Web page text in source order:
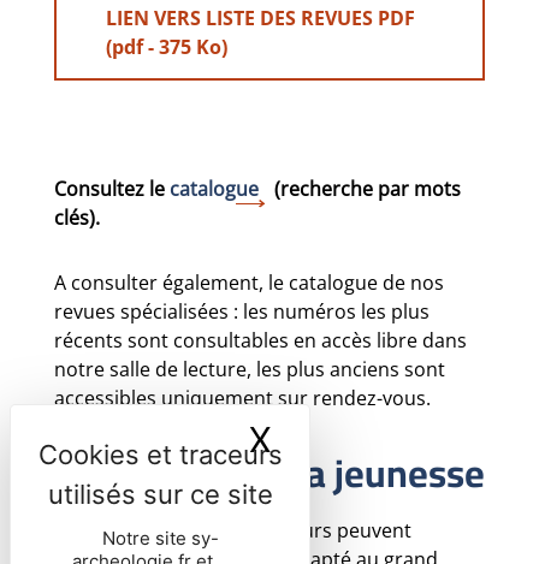
LIEN VERS LISTE DES REVUES PDF
(pdf - 375 Ko)
Consultez le catalogue (recherche par mots
clés).
A consulter également, le catalogue de nos
revues spécialisées : les numéros les plus
récents sont consultables en accès libre dans
notre salle de lecture, les plus anciens sont
accessibles uniquement sur rendez-vous.
Un fonds pour la jeunesse
Les enseignants et médiateurs peuvent
Notre site sy-
XMasquer le